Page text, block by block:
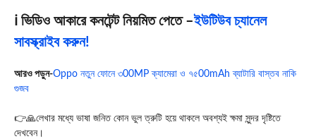
ℹ️ ভিডিও আকারে কনটেন্ট নিয়মিত পেতে –ইউটিউব চ্যানেল
সাবস্ক্রাইব করুন!
আরও পড়ুন-Oppo নতুন ফোনে ৩00MP ক্যামেরা ও ৭৫00mAh ব্যাটারি বাস্তব নাকি
গুজব
👉🙏লেখার মধ্যে ভাষা জনিত কোন ভুল ত্রুটি হয়ে থাকলে অবশ্যই ক্ষমা সুন্দর দৃষ্টিতে
দেখবেন।